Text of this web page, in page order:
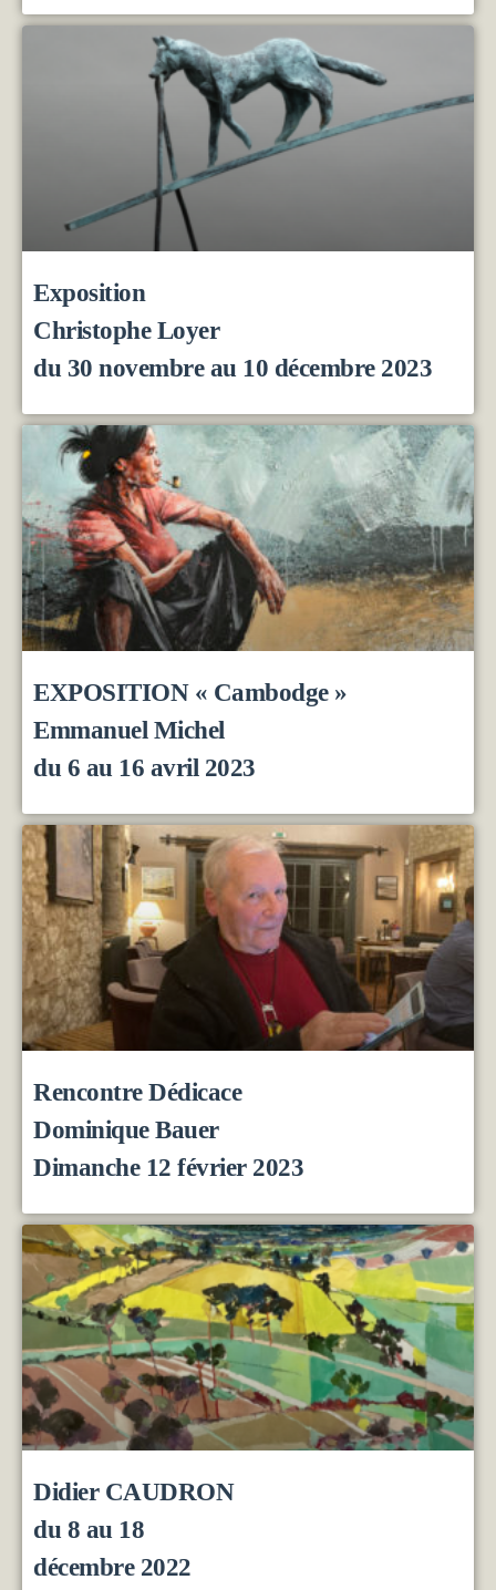
Exposition
Christophe Loyer
du 30 novembre au 10 décembre 2023
EXPOSITION « Cambodge »
Emmanuel Michel
du 6 au 16 avril 2023
Rencontre Dédicace
Dominique Bauer
Dimanche 12 février 2023
Didier CAUDRON
du 8 au 18
décembre 2022